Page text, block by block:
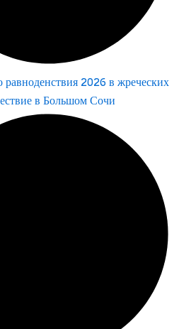
равноденствия 2026 в жреческих
в Большом Сочи